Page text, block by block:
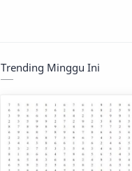
Trending Minggu Ini